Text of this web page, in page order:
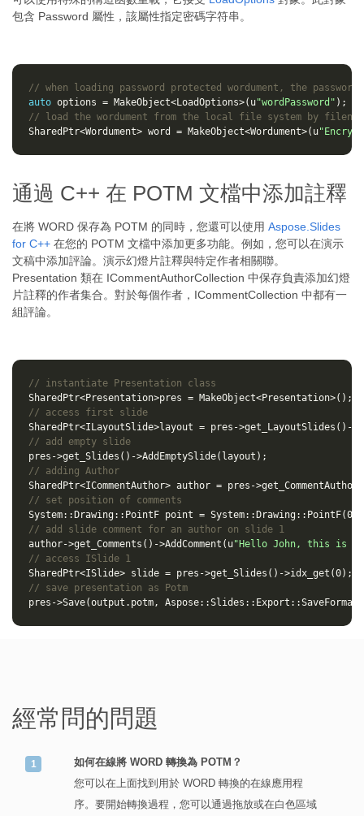
包含 Password 屬性，該屬性指定密碼字符串。
// when loading password protected wordument, the
auto options = MakeObject<LoadOptions>( u"wordPassword" );
// load the wordument from the local file system by
SharedPtr<Wordument> word = MakeObject<Wordument>( u
通過 C++ 在 POTM 文檔中添加註釋
在將 WORD 保存為 POTM 的同時，您還可以使用 Aspose.Slides
for C++ 在您的 POTM 文檔中添加更多功能。例如，您可以在演示
文稿中添加評論。演示幻燈片註釋與特定作者相關聯。
Presentation 類在 ICommentAuthorCollection 中保存負責添加幻燈
片註釋的作者集合。對於每個作者，ICommentCollection 中都有一
組評論。
// instantiate Presentation class
SharedPtr<Presentation>pres = MakeObject<Presentation>();
// access first slide
SharedPtr<ILayoutSlide>layout = pres ->get_LayoutSlides () ->
// add empty slide
pres ->get_Slides () ->AddEmptySlide( layout );
// adding Author
SharedPtr<ICommentAuthor> author = pres ->get_CommentAuthors
// set position of comments
System:: Drawing :: PointF point = System:: Drawing :: PointF(
// add slide comment for an author on slide 1
author->get_Comments () ->AddComment ( u"Hello John, this is a
// access ISlide 1
SharedPtr<ISlide> slide = pres ->get_Slides () ->idx_get (0);
// save presentation as Potm
pres ->Save(output . potm, Aspose::Slides :: Export ::SaveFormat
經常問的問題
如何在線將 WORD 轉換為 POTM？
您可以在上面找到用於 WORD 轉換的在線應用程
序。要開始轉換過程，您可以通過拖放或在白色區域